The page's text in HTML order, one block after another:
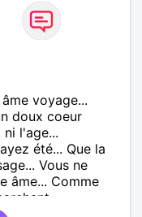
voyage...
doux coeur
l'age...
été... Que la
Vous ne
âme... Comme